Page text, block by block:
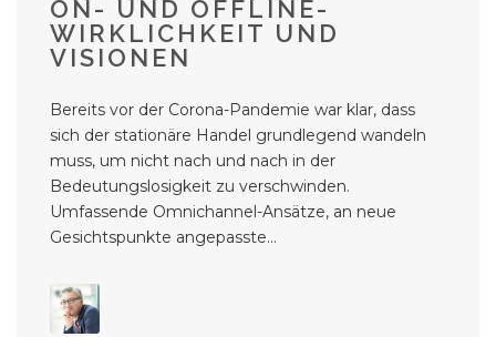
ON- UND OFFLINE-
WIRKLICHKEIT UND
VISIONEN
Bereits vor der Corona-Pandemie war klar, dass
sich der stationäre Handel grundlegend wandeln
muss, um nicht nach und nach in der
Bedeutungslosigkeit zu verschwinden.
Umfassende Omnichannel-Ansätze, an neue
Gesichtspunkte angepasste...